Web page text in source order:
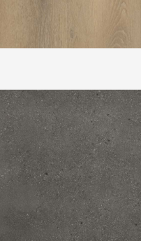
XL antracite